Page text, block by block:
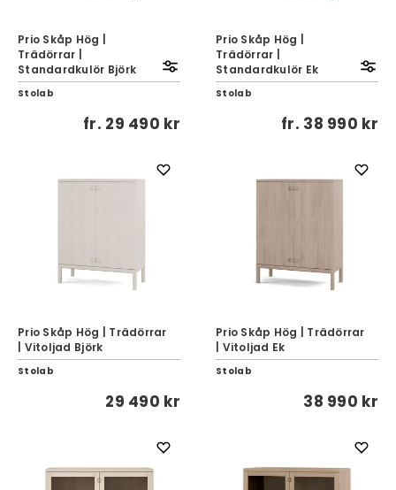
Prio Skåp Hög |
Trädörrar |
Standardkulör Björk
Stolab
fr. 29 490 kr
Prio Skåp Hög |
Trädörrar |
Standardkulör Ek
Stolab
fr. 38 990 kr
Prio Skåp Hög | Trädörrar
| Vitoljad Björk
Stolab
29 490 kr
Prio Skåp Hög | Trädörrar
| Vitoljad Ek
Stolab
38 990 kr